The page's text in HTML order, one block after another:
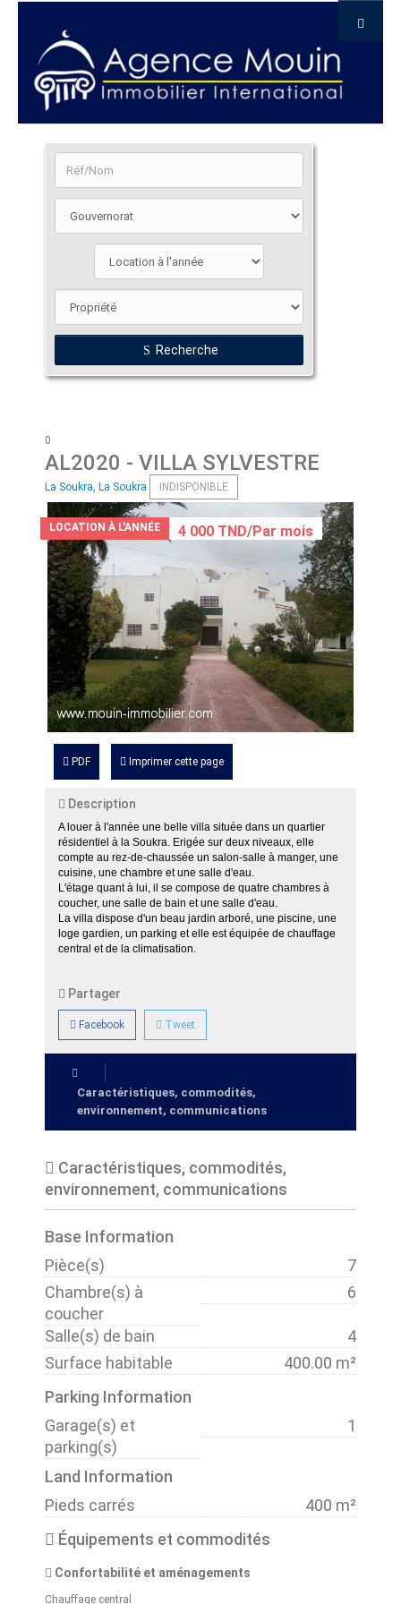
Recherche
0
AL2020 - VILLA SYLVESTRE
La Soukra, La Soukra INDISPONIBLE
LOCATION À L'ANNÉE 4 000 TND/Par mois
PDF Imprimer cette page
Description
A louer à l'année une belle villa située dans un quartier
résidentiel à la Soukra. Erigée sur deux niveaux, elle
compte au rez-de-chaussée un salon-salle à manger, une
cuisine, une chambre et une salle d'eau.
L'étage quant à lui, il se compose de quatre chambres à
coucher, une salle de bain et une salle d'eau.
La villa dispose d'un beau jardin arboré, une piscine, une
loge gardien, un parking et elle est équipée de chauffage
central et de la climatisation.
Partager
Facebook Tweet
Caractéristiques, commodités,
environnement, communications
Caractéristiques, commodités,
environnement, communications
Base Information
Pièce(s)
7
Chambre(s) à
coucher
6
Salle(s) de bain
4
Surface habitable
400.00 m²
Parking Information
Garage(s) et
parking(s)
1
Land Information
Pieds carrés
400 m²
Équipements et commodités
Confortabilité et aménagements
Chauffage central